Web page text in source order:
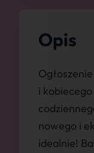
Opis
i
nowego i
idealnie!